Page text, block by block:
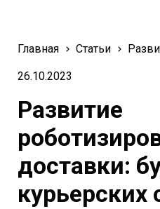
26.10.2023
Развитие
доставки:
курьерских
Главная Статьи